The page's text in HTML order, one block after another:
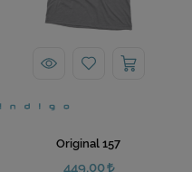
Original 157
449,00